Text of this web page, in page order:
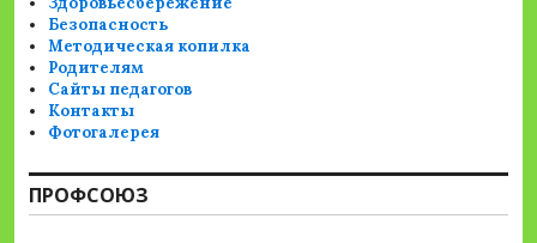
Безопасность
Методическая копилка
Родителям
Сайты педагогов
Контакты
Фотогалерея
ПРОФСОЮЗ